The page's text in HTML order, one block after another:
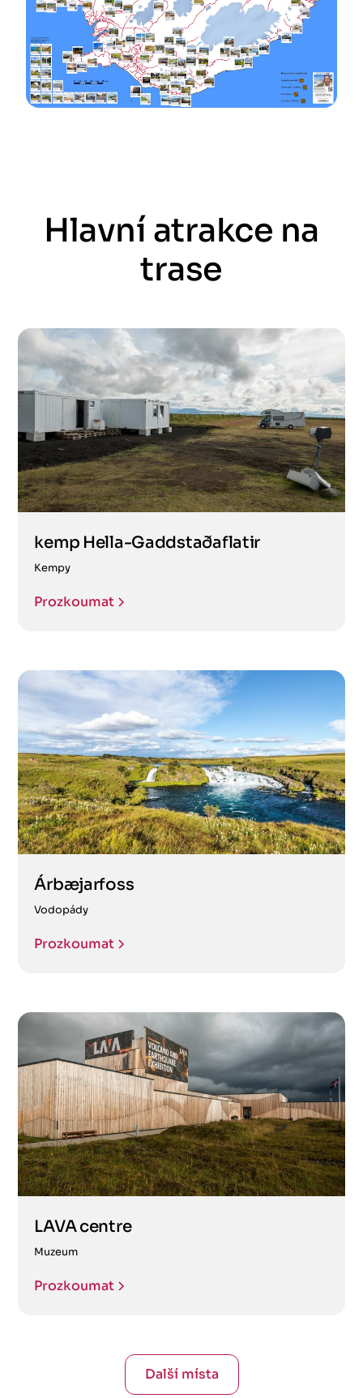
Hlavní atrakce na
trase
kemp Hella-Gaddstaðaflatir
Kempy
Prozkoumat
Árbæjarfoss
Vodopády
Prozkoumat
LAVA centre
Muzeum
Prozkoumat
Další místa